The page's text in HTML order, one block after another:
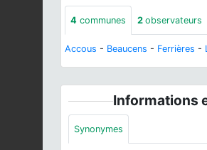
4 communes 2 observateurs
Accous - Beaucens - Ferrières -
Informations
Synonymes